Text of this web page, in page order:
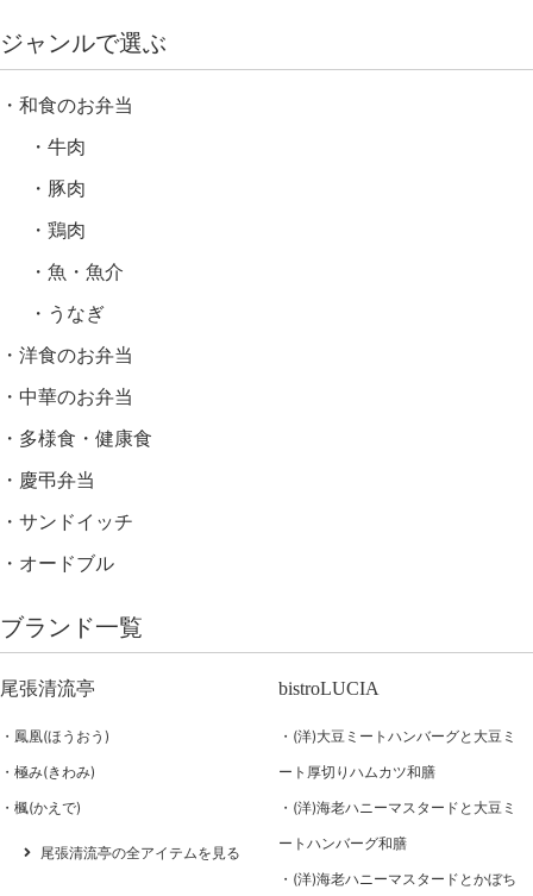
ジャンルで選ぶ
和食のお弁当
牛肉
豚肉
鶏肉
魚・魚介
うなぎ
洋食のお弁当
中華のお弁当
多様食・健康食
慶弔弁当
サンドイッチ
オードブル
ブランド一覧
尾張清流亭
鳳凰(ほうおう)
極み(きわみ)
楓(かえで)
尾張清流亭の全アイテムを見る
bistroLUCIA
(洋)大豆ミートハンバーグと大豆ミ
ート厚切りハムカツ和膳
(洋)海老ハニーマスタードと大豆ミ
ートハンバーグ和膳
(洋)海老ハニーマスタードとかぼち